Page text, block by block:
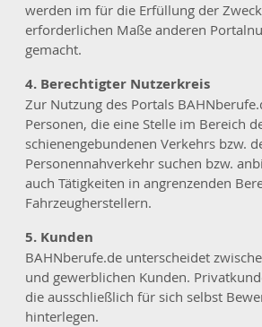
werden im für die Erfüllung der
erforderlichen Maße anderen
gemacht.
4. Berechtigter Nutzerkreis
Zur Nutzung des Portals
Personen, die eine Stelle im Bereich
schienengebundenen Verkehrs bzw.
Personennahverkehr suchen bzw.
auch Tätigkeiten in angrenzenden
Fahrzeugherstellern.
5. Kunden
BAHNberufe.de unterscheidet
und gewerblichen Kunden.
die ausschließlich für sich selbst
hinterlegen.